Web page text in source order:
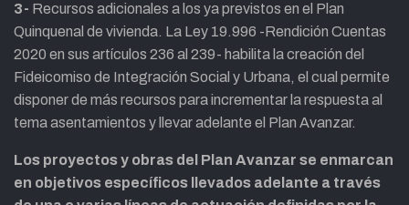
3- Recursos adicionales a los ya previstos en el Plan
Quinquenal de vivienda. La Ley 19.996 -Rendición Cuentas
2020 en sus artículos 236 al 239- habilita la creación del
Fideicomiso de Integración Social y Urbana, el cual permite
disponer de más recursos para incrementar la respuesta al
tema asentamientos y llevar adelante el Plan Avanzar.
Los proyectos y obras del Plan Avanzar se enmarcan
en objetivos específicos llevados adelante a través